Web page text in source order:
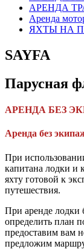
АРЕНДА
Аренда
ЯХТЫ НА
SAYFA
Парусная
АРЕНДА БЕЗ
Аренда без
При
капитана лодки и
яхту готовой к
путешествия.
При аренде лодки
определить план
предоставим вам
предложим